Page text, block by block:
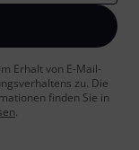
Erhalt von E-Mail-
zu. Die
finden Sie in
.